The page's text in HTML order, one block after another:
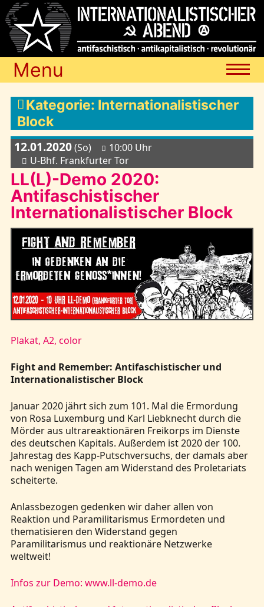
Menu
Termine
Blog
Media
Archiv
Links
Kontakt
Kategorie: Internationalistischer
Block
12.01.2020(So)
10:00 Uhr
U-Bhf. Frankfurter Tor
LL(L)-Demo 2020:
Antifaschistischer
Internationalistischer Block
Plakat, A2, color
Fight and Remember: Antifaschistischer und
Internationalistischer Block
Januar 2020 jährt sich zum 101. Mal die Ermordung
von Rosa Luxemburg und Karl Liebknecht durch die
Mörder aus ultrareaktionären Freikorps im Dienste
des deutschen Kapitals. Außerdem ist 2020 der 100.
Jahrestag des Kapp-Putschversuchs, der damals aber
nach wenigen Tagen am Widerstand des Proletariats
scheiterte.
Anlassbezogen gedenken wir daher allen von
Reaktion und Paramilitarismus Ermordeten und
thematisieren den Widerstand gegen
Paramilitarismus und reaktionäre Netzwerke
weltweit!
Infos zur Demo: www.ll-demo.de